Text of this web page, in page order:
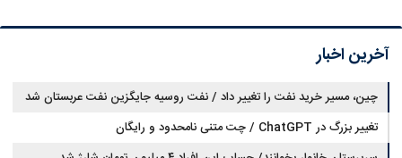
آخرین اخبار
چین، مسیر خرید نفت را تغییر داد / نفت روسیه جایگزین نفت عربستان شد
تغییر بزرگ در ChatGPT / چت متنی نامحدود و رایگان